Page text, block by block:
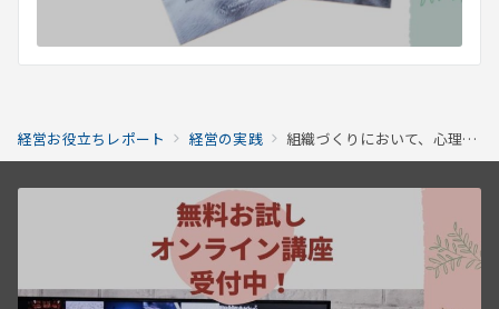
経営お役立ちレポート 経営の実践 組織づくりにおいて、心理的安全性が重要である3つの理由｜高め方も解説